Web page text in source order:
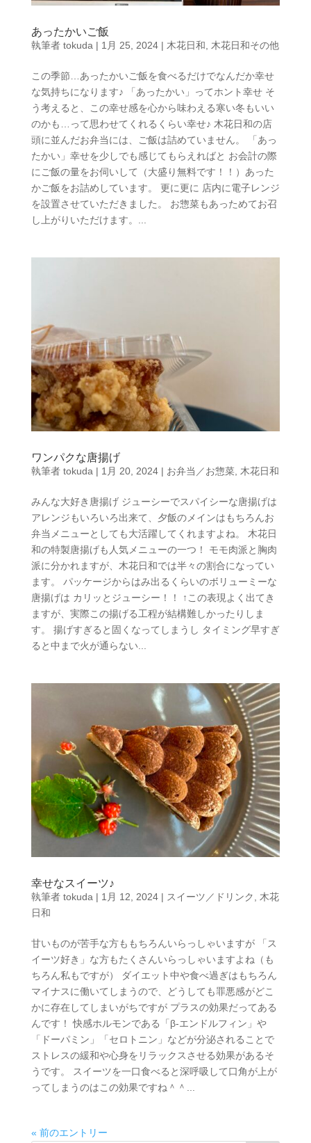
あったかいご飯
執筆者 tokuda | 1月 25, 2024| 木花日和 木花日和その他
この季節…あったかいご飯を食べるだけでなんだか幸せ
な気持ちになります♪ 「あったかい」ってホント幸せ そ
う考えると、この幸せ感を心から味わえる寒い冬もいい
のかも…って思わせてくれるくらい幸せ♪ 木花日和の店
頭に並んだお弁当には、ご飯は詰めていません。 「あっ
たかい」幸せを少しでも感じてもらえればと お会計の際
にご飯の量をお伺いして（大盛り無料です！！）あった
かご飯をお詰めしています。 更に更に 店内に電子レンジ
を設置させていただきました。 お惣菜もあっためてお召
し上がりいただけます。...
ワンパクな唐揚げ
執筆者 tokuda | 1月 20, 2024| お弁当／お惣菜 木花日和
みんな大好き唐揚げ ジューシーでスパイシーな唐揚げは
アレンジもいろいろ出来て、夕飯のメインはもちろんお
弁当メニューとしても大活躍してくれますよね。 木花日
和の特製唐揚げも人気メニューの一つ！ モモ肉派と胸肉
派に分かれますが、木花日和では半々の割合になってい
ます。 パッケージからはみ出るくらいのボリューミーな
唐揚げは カリッとジューシー！！ ↑この表現よく出てき
ますが、実際この揚げる工程が結構難しかったりしま
す。 揚げすぎると固くなってしまうし タイミング早すぎ
ると中まで火が通らない...
幸せなスイーツ♪
執筆者 tokuda | 1月 12, 2024| スイーツ／ドリンク
木花
日和
甘いものが苦手な方ももちろんいらっしゃいますが 「ス
イーツ好き」な方もたくさんいらっしゃいますよね（も
ちろん私もですが） ダイエット中や食べ過ぎはもちろん
マイナスに働いてしまうので、どうしても罪悪感がどこ
かに存在してしまいがちですが プラスの効果だってある
んです！ 快感ホルモンである「β-エンドルフィン」や
「ドーパミン」「セロトニン」などが分泌されることで
ストレスの緩和や心身をリラックスさせる効果があるそ
うです。 スイーツを一口食べると深呼吸して口角が上が
ってしまうのはこの効果ですね＾＾...
« 前のエントリー